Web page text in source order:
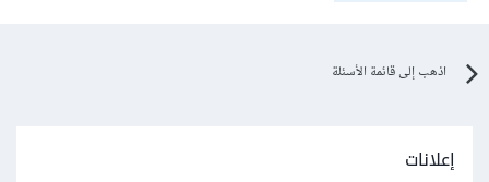
اذهب إلى قائمة الأسئلة
إعلانات